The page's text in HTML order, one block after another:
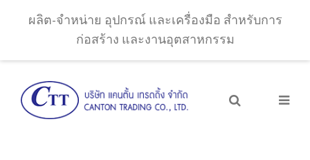
ผลิต-จำหน่าย อุปกรณ์ และเครื่องมือ สำหรับการ
ก่อสร้าง และงานอุตสาหกรรม